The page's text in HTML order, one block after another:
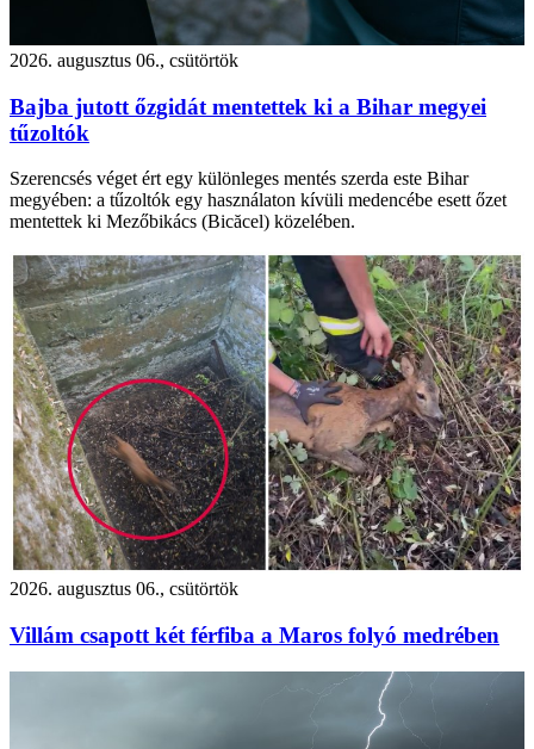
2026. augusztus 06., csütörtök
Bajba jutott őzgidát mentettek ki a Bihar megyei
tűzoltók
Szerencsés véget ért egy különleges mentés szerda este Bihar
megyében: a tűzoltók egy használaton kívüli medencébe esett őzet
mentettek ki Mezőbikács (Bicăcel) közelében.
2026. augusztus 06., csütörtök
Villám csapott két férfiba a Maros folyó medrében